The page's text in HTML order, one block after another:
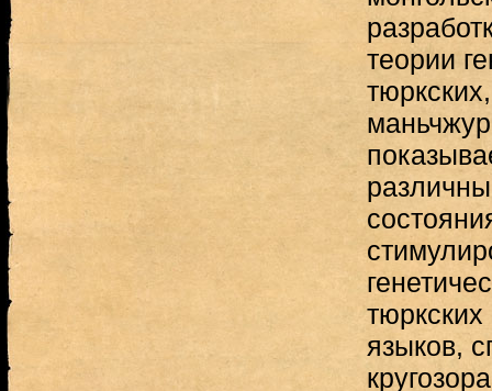
теории
тюркских
языков,